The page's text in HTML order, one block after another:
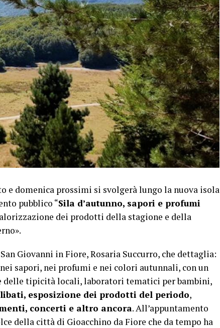
e domenica prossimi si svolgerà lungo la nuova isola
pubblico “Sila d’autunno, sapori e profumi
dei prodotti della stagione e della
Giovanni in Fiore, Rosaria Succurro, che dettaglia:
sapori, nei profumi e nei colori autunnali, con un
delle tipicità locali, laboratori tematici per bambini,
esposizione dei prodotti del periodo,
concerti e altro ancora. All’appuntamento
della città di Gioacchino da Fiore che da tempo ha